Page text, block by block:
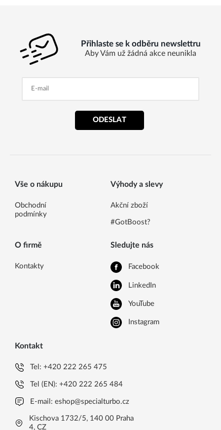
Přihlaste se k odběru newslettru
Aby Vám už žádná akce neunikla
ODESLAT
Vše o nákupu
Obchodní
podmínky
Výhody a slevy
Akční zboží
#GotBoost?
O firmě
Kontakty
Sledujte nás
Facebook
LinkedIn
YouTube
Instagram
Kontakt
Tel:+420 222 265 475
Tel (EN):+420 222 265 484
E-mail:eshop@specialturbo.cz
Kischova 1732/5, 140 00 Praha
4, CZ